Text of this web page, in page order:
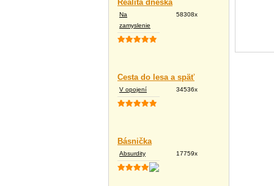
Realita dneška
Na
zamyslenie
58308x
Cesta do lesa a späť
V opojení 34536x
Básnička
Absurdity 17759x